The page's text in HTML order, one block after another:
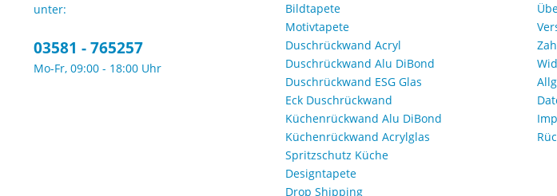
unter:
03581 - 765257
Mo-Fr, 09:00 - 18:00 Uhr
Bildtapete
Motivtapete
Duschrückwand Acryl
Duschrückwand Alu DiBond
Duschrückwand ESG Glas
Eck Duschrückwand
Küchenrückwand Alu DiBond
Küchenrückwand Acrylglas
Spritzschutz Küche
Designtapete
Drop Shipping